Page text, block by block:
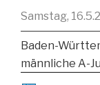
Samstag,
Baden-
männliche A-